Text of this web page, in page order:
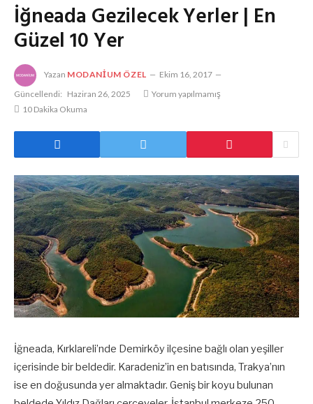
İğneada Gezilecek Yerler | En
Güzel 10 Yer
Yazan MODANIUM ÖZEL
Ekim 16, 2017
Güncellendi: Haziran 26, 2025
Yorum yapılmamış
10 Dakika Okuma
İğneada, Kırklareli’nde Demirköy ilçesine bağlı olan yeşiller
içerisinde bir beldedir. Karadeniz’in en batısında, Trakya’nın
ise en doğusunda yer almaktadır. Geniş bir koyu bulunan